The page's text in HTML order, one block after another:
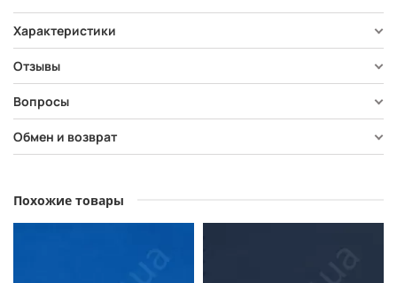
Характеристики
Отзывы
Вопросы
Обмен и возврат
Похожие товары